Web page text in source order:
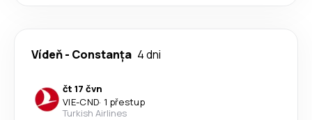
Vídeň- Constanța 4 dni
čt 17 čvn
VIE-CND· 1 přestup
Turkish Airlines